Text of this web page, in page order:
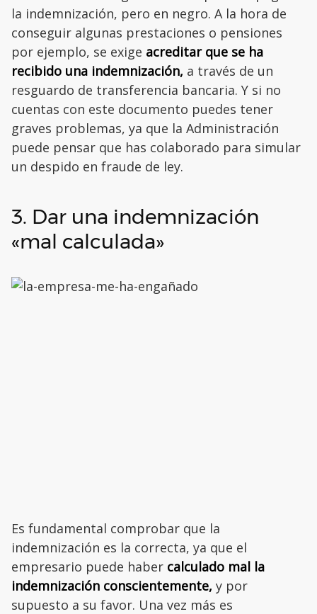
la indemnización, pero en negro. A la hora de
conseguir algunas prestaciones o pensiones
por ejemplo, se exige acreditar que se ha
recibido una indemnización, a través de un
resguardo de transferencia bancaria. Y si no
cuentas con este documento puedes tener
graves problemas, ya que la Administración
puede pensar que has colaborado para simular
un despido en fraude de ley.
3. Dar una indemnización
«mal calculada»
Es fundamental comprobar que la
indemnización es la correcta, ya que el
empresario puede haber calculado mal la
indemnización conscientemente, y por
supuesto a su favor. Una vez más es